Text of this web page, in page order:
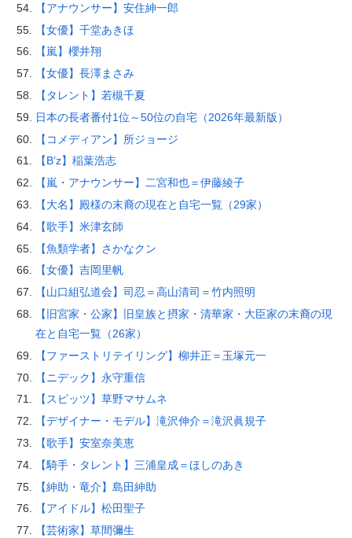
【アナウンサー】安住紳一郎
【女優】千堂あきほ
【嵐】櫻井翔
【女優】長澤まさみ
【タレント】若槻千夏
日本の長者番付1位～50位の自宅（2026年最新版）
【コメディアン】所ジョージ
【B’z】稲葉浩志
【嵐・アナウンサー】二宮和也＝伊藤綾子
【大名】殿様の末裔の現在と自宅一覧（29家）
【歌手】米津玄師
【魚類学者】さかなクン
【女優】吉岡里帆
【山口組弘道会】司忍＝高山清司＝竹内照明
【旧宮家・公家】旧皇族と摂家・清華家・大臣家の末裔の現
在と自宅一覧（26家）
【ファーストリテイリング】柳井正＝玉塚元一
【ニデック】永守重信
【スピッツ】草野マサムネ
【デザイナー・モデル】滝沢伸介＝滝沢眞規子
【歌手】安室奈美恵
【騎手・タレント】三浦皇成＝ほしのあき
【紳助・竜介】島田紳助
【アイドル】松田聖子
【芸術家】草間彌生